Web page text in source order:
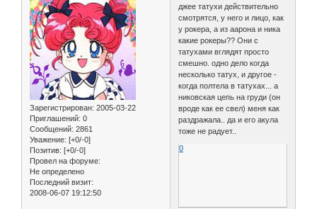
Зарегистрирован: 2005-03-22
Приглашений: 0
Сообщений: 2861
Уважение: [+0/-0]
Позитив: [+0/-0]
Провел на форуме:
Не определено
Последний визит:
2008-06-07 19:12:50
джее татухи действительно
смотрятся, у него и лицо, как
у рокера, а из аарона и ника
какие рокеры?? Они с
татухами вглядят просто
смешно. одно дело когда
несколько татух, и другое -
когда полтела в татухах... а
никовская цепь на груди (он
вроде как ее свел) меня как
раздражала.. да и его акула
тоже не радует..
0